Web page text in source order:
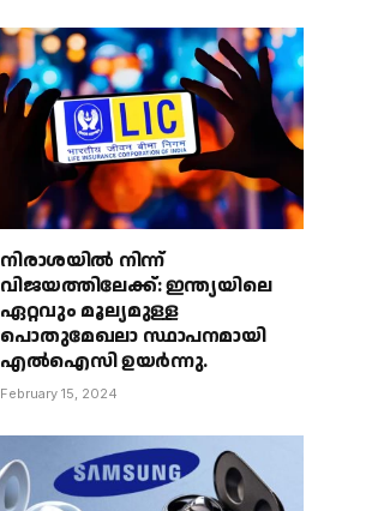
നിരാശയിൽ നിന്ന്
വിജയത്തിലേക്ക്: ഇന്ത്യയിലെ
ഏറ്റവും മൂല്യമുള്ള
പൊതുമേഖലാ സ്ഥാപനമായി
എൽഐസി ഉയർന്നു.
February 15, 2024